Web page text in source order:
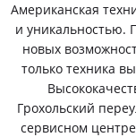
Американская
и уникальностью.
новых
только техника
Грохольский
сервисном